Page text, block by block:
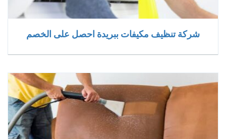
شركة تنظيف مكيفات ببريدة احصل على الخصم